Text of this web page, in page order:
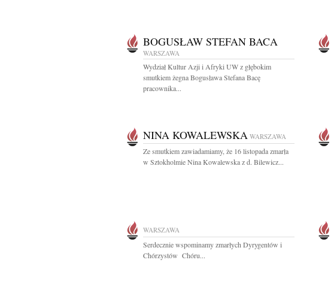
BOGUSŁAW STEFAN BACA
WARSZAWA
Wydział Kultur Azji i Afryki UW z głębokim
smutkiem żegna Bogusława Stefana Bacę
pracownika...
NINA KOWALEWSKA WARSZAWA
Ze smutkiem zawiadamiamy, że 16 listopada zmarła
w Sztokholmie Nina Kowalewska z d. Bilewicz...
WARSZAWA
Serdecznie wspominamy zmarłych Dyrygentów i
Chórzystów Chóru...